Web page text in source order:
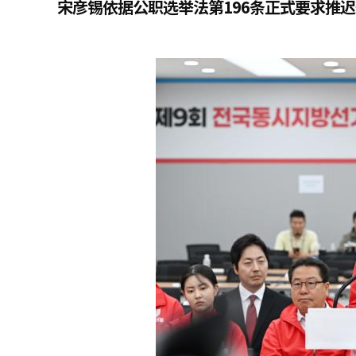
宋彦锡依据公职选举法第196条正式要求推